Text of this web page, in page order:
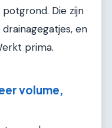
Die zijn
en
prima.
volume,